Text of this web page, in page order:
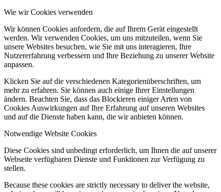
Wie wir Cookies verwenden
Wir können Cookies anfordern, die auf Ihrem Gerät eingestellt
werden. Wir verwenden Cookies, um uns mitzuteilen, wenn Sie
unsere Websites besuchen, wie Sie mit uns interagieren, Ihre
Nutzererfahrung verbessern und Ihre Beziehung zu unserer Website
anpassen.
Klicken Sie auf die verschiedenen Kategorienüberschriften, um
mehr zu erfahren. Sie können auch einige Ihrer Einstellungen
ändern. Beachten Sie, dass das Blockieren einiger Arten von
Cookies Auswirkungen auf Ihre Erfahrung auf unseren Websites
und auf die Dienste haben kann, die wir anbieten können.
Notwendige Website Cookies
Diese Cookies sind unbedingt erforderlich, um Ihnen die auf unserer
Webseite verfügbaren Dienste und Funktionen zur Verfügung zu
stellen.
Because these cookies are strictly necessary to deliver the website,